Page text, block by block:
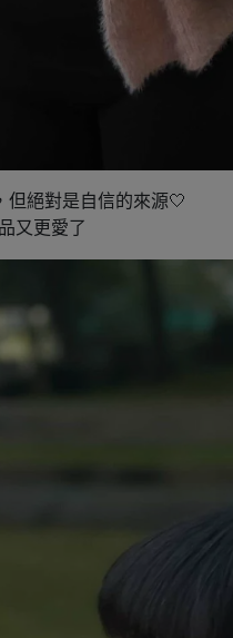
但絕對是自信的來源🤍
又更愛了